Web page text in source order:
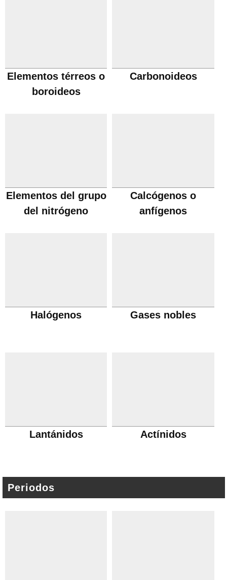
Elementos térreos o
boroideos
Carbonoideos
Elementos del grupo
del nitrógeno
Calcógenos o
anfígenos
Halógenos Gases nobles
Lantánidos Actínidos
Periodos